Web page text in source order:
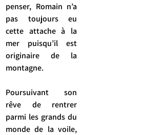
penser, Romain n’a
pas toujours eu
cette attache à la
mer puisqu’il est
originaire de la
montagne.
Poursuivant son
rêve de rentrer
parmi les grands du
monde de la voile,